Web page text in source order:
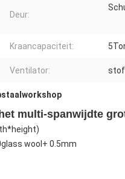
Deur:
Kraancapaciteit:
Ventilator:
multi-spanwijdte
wool+ 0.5mm